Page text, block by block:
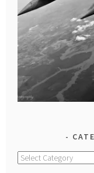
Categories